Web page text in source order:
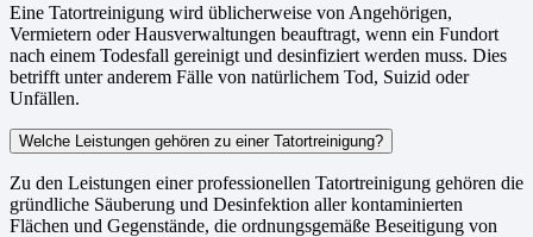
Eine Tatortreinigung wird üblicherweise von Angehörigen,
Vermietern oder Hausverwaltungen beauftragt, wenn ein Fundort
nach einem Todesfall gereinigt und desinfiziert werden muss. Dies
betrifft unter anderem Fälle von natürlichem Tod, Suizid oder
Unfällen.
Welche Leistungen gehören zu einer Tatortreinigung?
Zu den Leistungen einer professionellen Tatortreinigung gehören die
gründliche Säuberung und Desinfektion aller kontaminierten
Flächen und Gegenstände, die ordnungsgemäße Beseitigung von